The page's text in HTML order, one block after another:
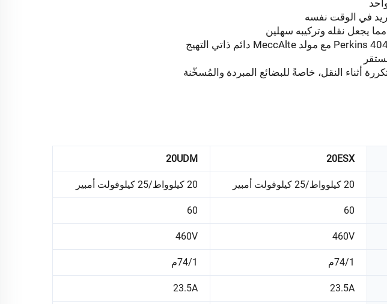
في الوقت نفسه
أثناء النقل، خاصةً للبضائع المبردة والمُسخّنة
20ESX
20UDM
20 كيلوواط/25 كيلوفولت أمبير 20 كيلوواط/25 كيلوفولت أمبير
60
60
460V
460V
74/1م 74/1م
23.5A
23.5A